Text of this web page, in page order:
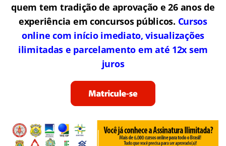
quem tem tradição de aprovação e 26 anos de
experiência em concursos públicos. Cursos
online com início imediato, visualizações
ilimitadas e parcelamento em até 12x sem
juros